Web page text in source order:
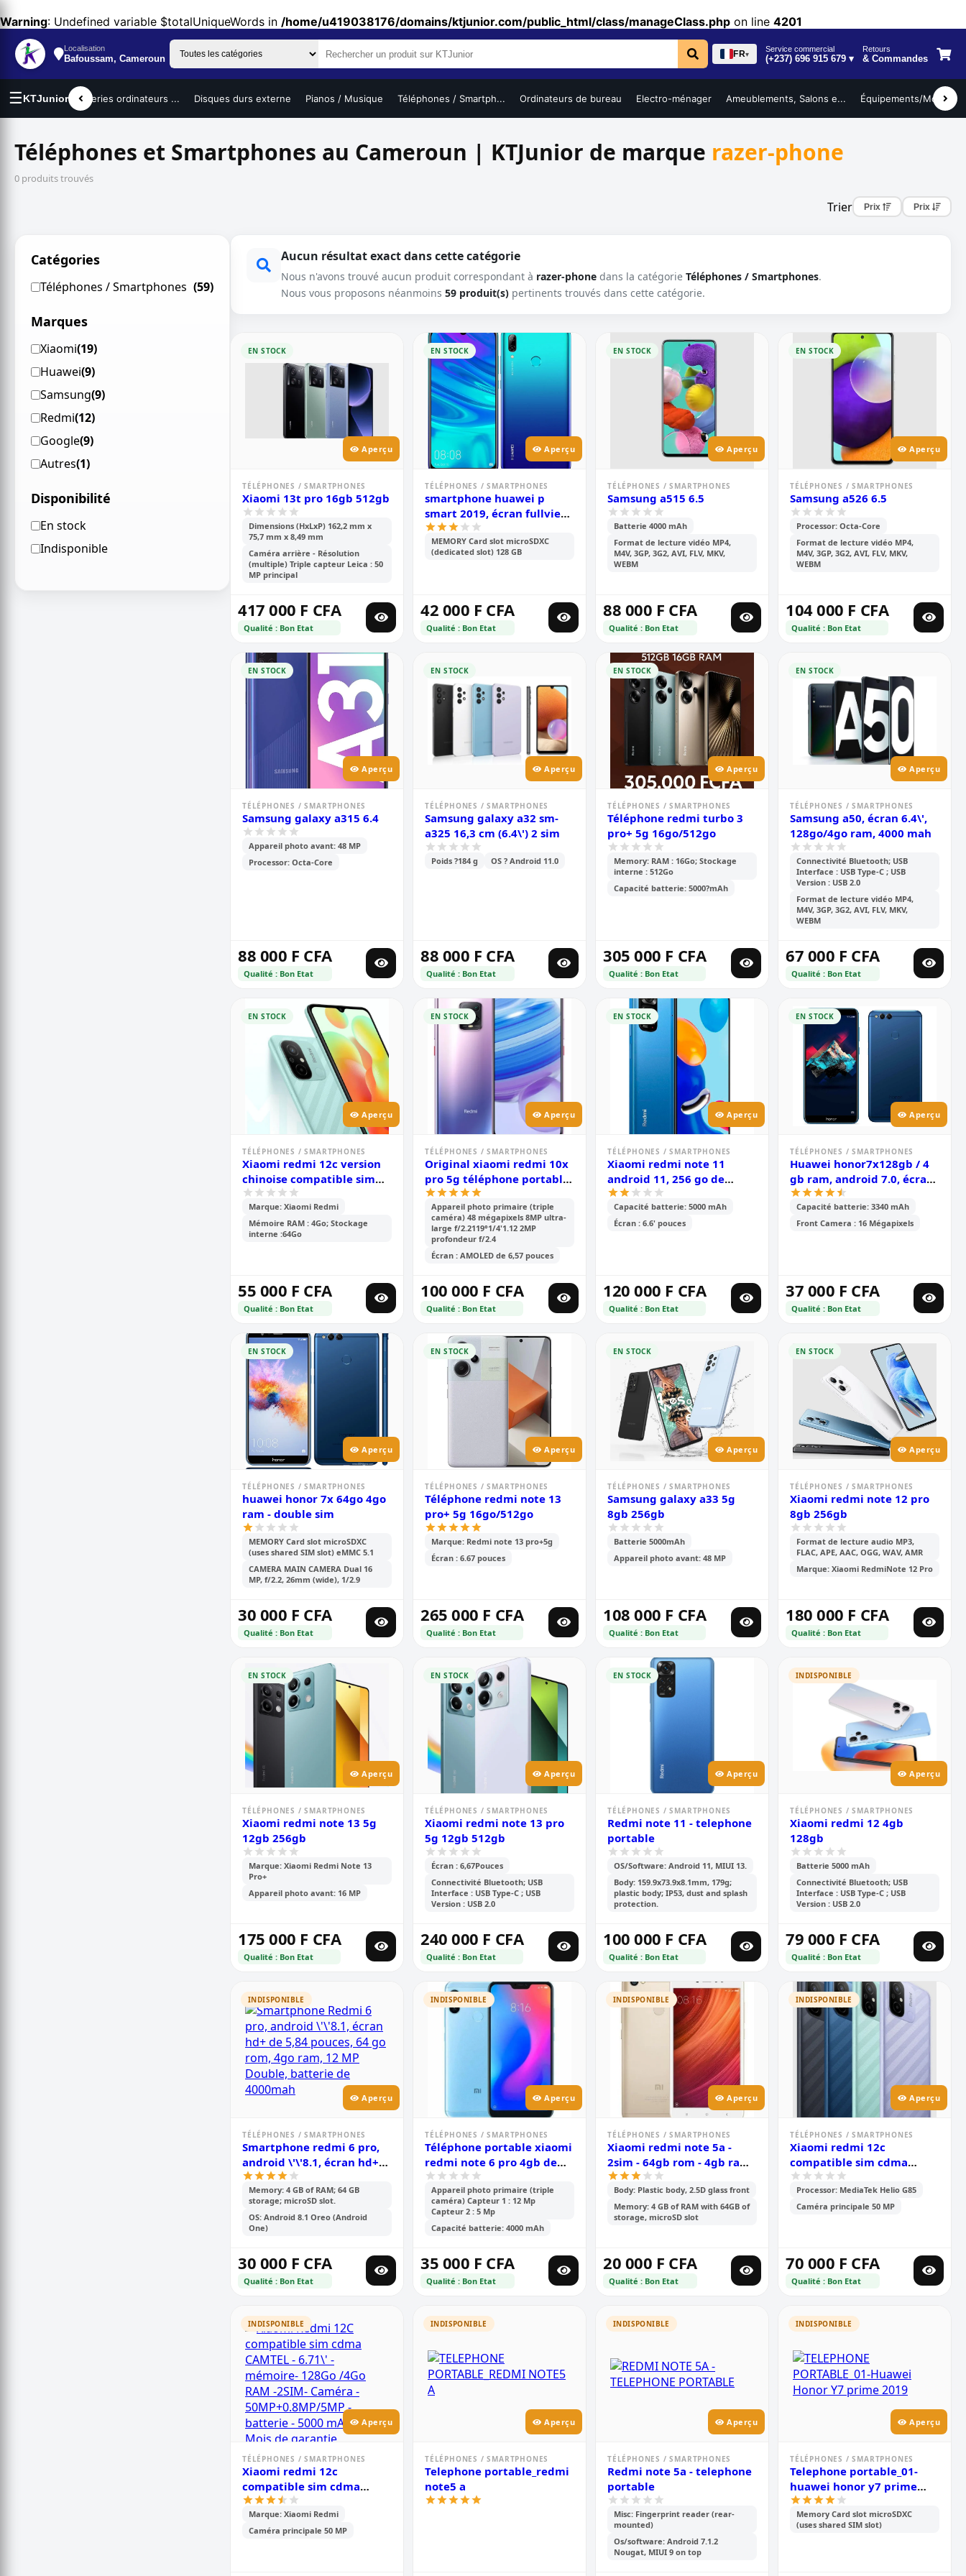
Warning: Undefined variable $totalUniqueWords in /home/u419038176/domains/ktjunior.com/public_html/class/manageClass.php on line 4201
Localisation
Bafoussam, Cameroun FR▾
Service commercial
(+237) 696 915 679 ▾
Retours
& Commandes
☰KTJuniorBatteries ordinateurs ... Disques durs externe Pianos / Musique Téléphones / Smartph... Ordinateurs de bureau Electro-ménager Ameublements, Salons e... Équipements/Mobilier ...
Téléphones et Smartphones au Cameroun | KTJunior de marque razer-phone
0 produits trouvés
Trier Prix Prix
Catégories
Téléphones / Smartphones (59)
Marques
Xiaomi(19)
Huawei(9)
Samsung(9)
Redmi(12)
Google(9)
Autres(1)
Disponibilité
En stock
Indisponible
Aucun résultat exact dans cette catégorie
Nous n'avons trouvé aucun produit correspondant à razer-phone dans la catégorie Téléphones / Smartphones.
Nous vous proposons néanmoins 59 produit(s) pertinents trouvés dans cette catégorie.
EN STOCK
Aperçu
TÉLÉPHONES / SMARTPHONES
Xiaomi 13t pro 16gb 512gb
Dimensions (HxLxP) 162,2 mm x
75,7 mm x 8,49 mm
Caméra arrière - Résolution
(multiple) Triple capteur Leica : 50
MP principal
417 000 F CFA
Qualité : Bon Etat
EN STOCK
Aperçu
TÉLÉPHONES / SMARTPHONES
smartphone huawei p
smart 2019, écran fullview
de 6.21 pouces, android
9.0; 128 gb rom, 4 gb ram,
double caméra de 13 mp+2
MEMORY Card slot microSDXC
(dedicated slot) 128 GB
42 000 F CFA
Qualité : Bon Etat
EN STOCK
Aperçu
TÉLÉPHONES / SMARTPHONES
Samsung a515 6.5
Batterie 4000 mAh
Format de lecture vidéo MP4,
M4V, 3GP, 3G2, AVI, FLV, MKV,
WEBM
88 000 F CFA
Qualité : Bon Etat
EN STOCK
Aperçu
TÉLÉPHONES / SMARTPHONES
Samsung a526 6.5
Processor: Octa-Core
Format de lecture vidéo MP4,
M4V, 3GP, 3G2, AVI, FLV, MKV,
WEBM
104 000 F CFA
Qualité : Bon Etat
EN STOCK
Aperçu
TÉLÉPHONES / SMARTPHONES
Samsung galaxy a315 6.4
Appareil photo avant: 48 MP
Processor: Octa-Core
88 000 F CFA
Qualité : Bon Etat
EN STOCK
Aperçu
TÉLÉPHONES / SMARTPHONES
Samsung galaxy a32 sm-
a325 16,3 cm (6.4\') 2 sim
Poids ?184 g OS ? Android 11.0
88 000 F CFA
Qualité : Bon Etat
EN STOCK
Aperçu
TÉLÉPHONES / SMARTPHONES
Téléphone redmi turbo 3
pro+ 5g 16go/512go
Memory: RAM : 16Go; Stockage
interne : 512Go
Capacité batterie: 5000?mAh
305 000 F CFA
Qualité : Bon Etat
EN STOCK
Aperçu
TÉLÉPHONES / SMARTPHONES
Samsung a50, écran 6.4\',
128go/4go ram, 4000 mah
Connectivité Bluetooth; USB
Interface : USB Type-C ; USB
Version : USB 2.0
Format de lecture vidéo MP4,
M4V, 3GP, 3G2, AVI, FLV, MKV,
WEBM
67 000 F CFA
Qualité : Bon Etat
EN STOCK
Aperçu
TÉLÉPHONES / SMARTPHONES
Xiaomi redmi 12c version
chinoise compatible sim
cdma camtel - pouce- 6.71\'
- 64go /4go ram - 2sim -
caméra- 50mp+0.8mp/5mp
- batterie-5000 mah - 6
Marque: Xiaomi Redmi
Mémoire RAM : 4Go; Stockage
interne :64Go
55 000 F CFA
Qualité : Bon Etat
EN STOCK
Aperçu
TÉLÉPHONES / SMARTPHONES
Original xiaomi redmi 10x
pro 5g téléphone portable
| 8gb ram /256gb rom |
mtk 820 octa core | 48mp
ai quad camera | 4520mah
battery | 6.57 full screen |
fingerprint id
Appareil photo primaire (triple
caméra) 48 mégapixels 8MP ultra-
large f/2.2119°1/4'1.12 2MP
profondeur f/2.4
Écran : AMOLED de 6,57 pouces
100 000 F CFA
Qualité : Bon Etat
EN STOCK
Aperçu
TÉLÉPHONES / SMARTPHONES
Xiaomi redmi note 11
android 11, 256 go de
stockage et 8 go de ram,
écran : 6,6 pouces tft lcd
ips, double caméra arrière
Capacité batterie: 5000 mAh
Écran : 6.6' pouces
120 000 F CFA
Qualité : Bon Etat
EN STOCK
Aperçu
TÉLÉPHONES / SMARTPHONES
Huawei honor7x128gb / 4
gb ram, android 7.0, écran
de 5,93 pouces, double
caméra arrière 16 mp + 2
mp, 3340 mah
Capacité batterie: 3340 mAh
Front Camera : 16 Mégapixels
37 000 F CFA
Qualité : Bon Etat
EN STOCK
Aperçu
TÉLÉPHONES / SMARTPHONES
huawei honor 7x 64go 4go
ram - double sim
MEMORY Card slot microSDXC
(uses shared SIM slot) eMMC 5.1
CAMERA MAIN CAMERA Dual 16
MP, f/2.2, 26mm (wide), 1/2.9
30 000 F CFA
Qualité : Bon Etat
EN STOCK
Aperçu
TÉLÉPHONES / SMARTPHONES
Téléphone redmi note 13
pro+ 5g 16go/512go
Marque: Redmi note 13 pro+5g
Écran : 6.67 pouces
265 000 F CFA
Qualité : Bon Etat
EN STOCK
Aperçu
TÉLÉPHONES / SMARTPHONES
Samsung galaxy a33 5g
8gb 256gb
Batterie 5000mAh
Appareil photo avant: 48 MP
108 000 F CFA
Qualité : Bon Etat
EN STOCK
Aperçu
TÉLÉPHONES / SMARTPHONES
Xiaomi redmi note 12 pro
8gb 256gb
Format de lecture audio MP3,
FLAC, APE, AAC, OGG, WAV, AMR
Marque: Xiaomi RedmiNote 12 Pro
180 000 F CFA
Qualité : Bon Etat
EN STOCK
Aperçu
TÉLÉPHONES / SMARTPHONES
Xiaomi redmi note 13 5g
12gb 256gb
Marque: Xiaomi Redmi Note 13
Pro+
Appareil photo avant: 16 MP
175 000 F CFA
Qualité : Bon Etat
EN STOCK
Aperçu
TÉLÉPHONES / SMARTPHONES
Xiaomi redmi note 13 pro
5g 12gb 512gb
Écran : 6,67Pouces
Connectivité Bluetooth; USB
Interface : USB Type-C ; USB
Version : USB 2.0
240 000 F CFA
Qualité : Bon Etat
EN STOCK
Aperçu
TÉLÉPHONES / SMARTPHONES
Redmi note 11 - telephone
portable
OS/Software: Android 11, MIUI 13.
Body: 159.9x73.9x8.1mm, 179g;
plastic body; IP53, dust and splash
protection.
100 000 F CFA
Qualité : Bon Etat
INDISPONIBLE
Aperçu
TÉLÉPHONES / SMARTPHONES
Xiaomi redmi 12 4gb
128gb
Batterie 5000 mAh
Connectivité Bluetooth; USB
Interface : USB Type-C ; USB
Version : USB 2.0
79 000 F CFA
Qualité : Bon Etat
INDISPONIBLE
Aperçu
TÉLÉPHONES / SMARTPHONES
Smartphone redmi 6 pro,
android \'\'8.1, écran hd+
de 5,84 pouces, 64 go rom,
4go ram, 12 mp double,
batterie de 4000mah
Memory: 4 GB of RAM; 64 GB
storage; microSD slot.
OS: Android 8.1 Oreo (Android
One)
30 000 F CFA
Qualité : Bon Etat
INDISPONIBLE
Aperçu
TÉLÉPHONES / SMARTPHONES
Téléphone portable xiaomi
redmi note 6 pro 4gb de
ram et 64gb de mémoire
interne
Appareil photo primaire (triple
caméra) Capteur 1 : 12 Mp
Capteur 2 : 5 Mp
Capacité batterie: 4000 mAh
35 000 F CFA
Qualité : Bon Etat
INDISPONIBLE
Aperçu
TÉLÉPHONES / SMARTPHONES
Xiaomi redmi note 5a -
2sim - 64gb rom - 4gb ram -
16mp - android 7.1.2, -
batterie de 3080 mah -
télécommande infrarouge
volte version mondiale - or
Body: Plastic body, 2.5D glass front
Memory: 4 GB of RAM with 64GB of
storage, microSD slot
20 000 F CFA
Qualité : Bon Etat
INDISPONIBLE
Aperçu
TÉLÉPHONES / SMARTPHONES
Xiaomi redmi 12c
compatible sim cdma
camtel - pouces- 6.71\' -
mémoire 128go /6go ram -
2sim - caméra-
Processor: MediaTek Helio G85
Caméra principale 50 MP
70 000 F CFA
Qualité : Bon Etat
INDISPONIBLE
Aperçu
TÉLÉPHONES / SMARTPHONES
Xiaomi redmi 12c
compatible sim cdma
camtel - 6.71\' - mémoire-
128go /4go ram -2sim-
caméra -
Marque: Xiaomi Redmi
Caméra principale 50 MP
INDISPONIBLE
Aperçu
TÉLÉPHONES / SMARTPHONES
Telephone portable_redmi
note5 a
INDISPONIBLE
Aperçu
TÉLÉPHONES / SMARTPHONES
Redmi note 5a - telephone
portable
Misc: Fingerprint reader (rear-
mounted)
Os/software: Android 7.1.2
Nougat, MIUI 9 on top
INDISPONIBLE
Aperçu
TÉLÉPHONES / SMARTPHONES
Telephone portable_01-
huawei honor y7 prime
2019
Memory Card slot microSDXC
(uses shared SIM slot)